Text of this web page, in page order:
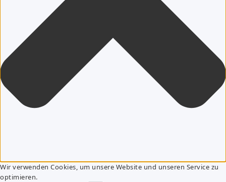
Wir verwenden Cookies, um unsere Website und unseren Service zu
optimieren.